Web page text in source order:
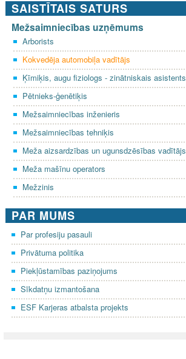
SAISTĪTAIS SATURS
Mežsaimniecības uzņēmums
Arborists
Kokvedēja automobiļa vadītājs
Ķīmiķis, augu fiziologs - zinātniskais asistents
Pētnieks-ģenētiķis
Mežsaimniecības inženieris
Mežsaimniecības tehniķis
Meža aizsardzības un ugunsdzēsības vadītājs
Meža mašīnu operators
Mežzinis
PAR MUMS
Par profesiju pasauli
Privātuma politika
Piekļūstamības paziņojums
Sīkdatņu izmantošana
ESF Karjeras atbalsta projekts